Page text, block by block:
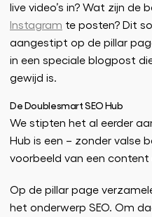
live video’s in? Wat zijn
Instagram te posten? Dit
aangestipt op de pillar
in een speciale blogpost
gewijd is.
De Doublesmart SEO Hub
We stipten het al eerder
Hub is een – zonder valse
voorbeeld van een content
Op de pillar page
het onderwerp SEO. Om